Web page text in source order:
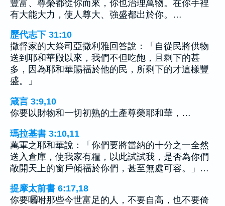
豐富、尊榮都從你而來，你也治理萬物。在你手裡
有大能大力，使人尊大、強盛都出於你。…
歷代志下 31:10
撒督家的大祭司亞撒利雅回答說：「自從民將供物
送到耶和華殿以來，我們不但吃飽，且剩下的甚
多，因為耶和華賜福於他的民，所剩下的才這樣豐
盛。」
箴言 3:9,10
你要以財物和一切初熟的土產尊榮耶和華，…
瑪拉基書 3:10,11
萬軍之耶和華說：「你們要將當納的十分之一全然
送入倉庫，使我家有糧，以此試試我，是否為你們
敞開天上的窗戶傾福於你們，甚至無處可容。」…
提摩太前書 6:17,18
你要囑咐那些今世富足的人，不要自高，也不要倚